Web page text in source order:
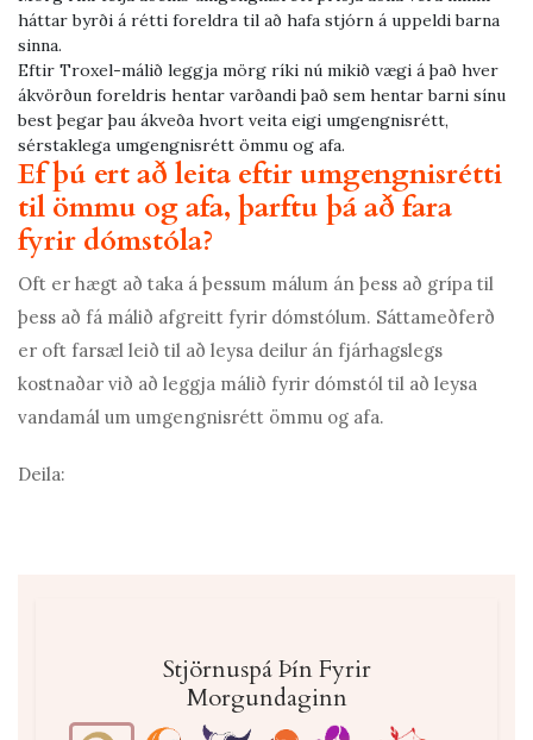
háttar byrði á rétti foreldra til að hafa stjórn á uppeldi barna
sinna.
Eftir Troxel-málið leggja mörg ríki nú mikið vægi á það hver
ákvörðun foreldris hentar varðandi það sem hentar barni sínu
best þegar þau ákveða hvort veita eigi umgengnisrétt,
sérstaklega umgengnisrétt ömmu og afa.
Ef þú ert að leita eftir umgengnisrétti
til ömmu og afa, þarftu þá að fara
fyrir dómstóla?
Oft er hægt að taka á þessum málum án þess að grípa til
þess að fá málið afgreitt fyrir dómstólum. Sáttameðferð
er oft farsæl leið til að leysa deilur án fjárhagslegs
kostnaðar við að leggja málið fyrir dómstól til að leysa
vandamál um umgengnisrétt ömmu og afa.
Deila:
Stjörnuspá Þín Fyrir
Morgundaginn